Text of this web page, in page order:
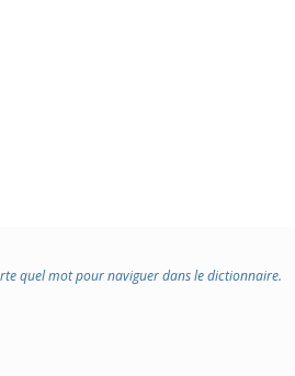
quel mot pour naviguer dans le dictionnaire.